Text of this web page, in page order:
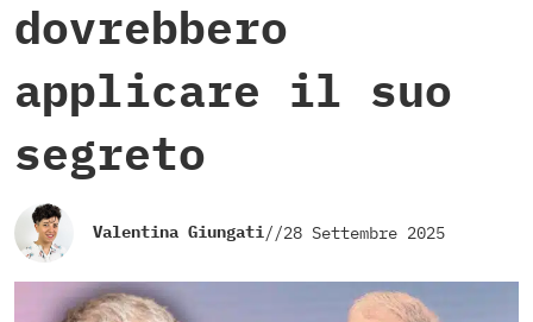
dovrebbero
applicare il suo
segreto
Valentina Giungati//28 Settembre 2025